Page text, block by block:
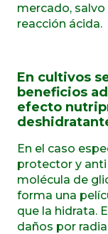
mercado,
reacción ácida.
En cultivos
beneficios
efecto
En el caso
protector y anti
molécula de
forma una
que la hidrata.
daños por